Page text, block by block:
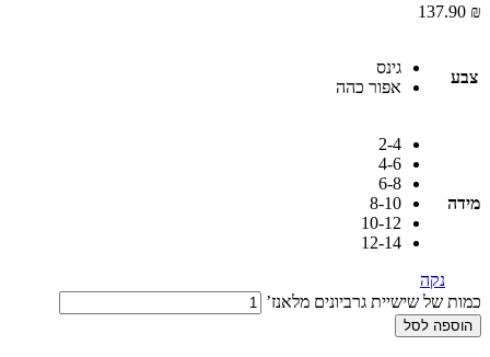
137.90 ₪
צבע
גינס
אפור כהה
מידה
2-4
4-6
6-8
8-10
10-12
12-14
נקה
כמות של שישיית גרביונים מלאנז’
הוספה לסל